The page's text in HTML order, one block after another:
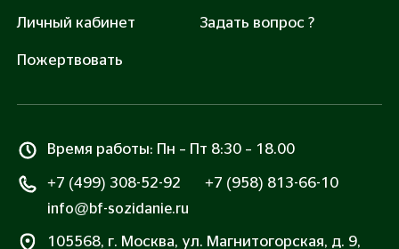
офертыи
данных
Все транзакции защищены сертификатом SSL
Личный кабинет
Пожертвовать
Задать вопрос ?
Время работы: Пн – Пт 8:30 – 18.00
+7 (499) 308-52-92
+7 (958) 813-66-10
info@bf-sozidanie.ru
105568, г. Москва, ул. Магнитогорская, д. 9,